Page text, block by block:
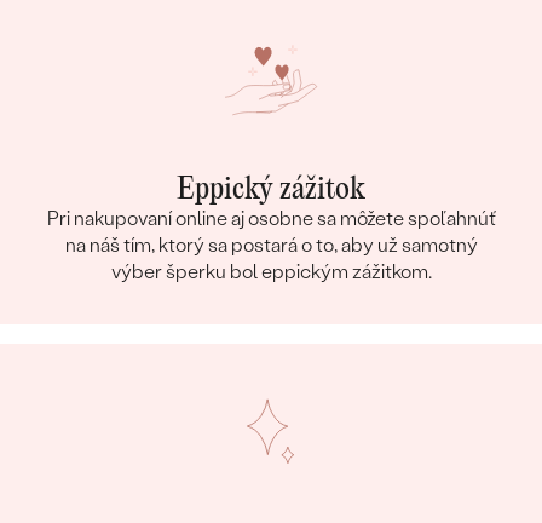
Eppický zážitok
Pri nakupovaní online aj osobne sa môžete spoľahnúť
na náš tím, ktorý sa postará o to, aby už samotný
výber šperku bol eppickým zážitkom.